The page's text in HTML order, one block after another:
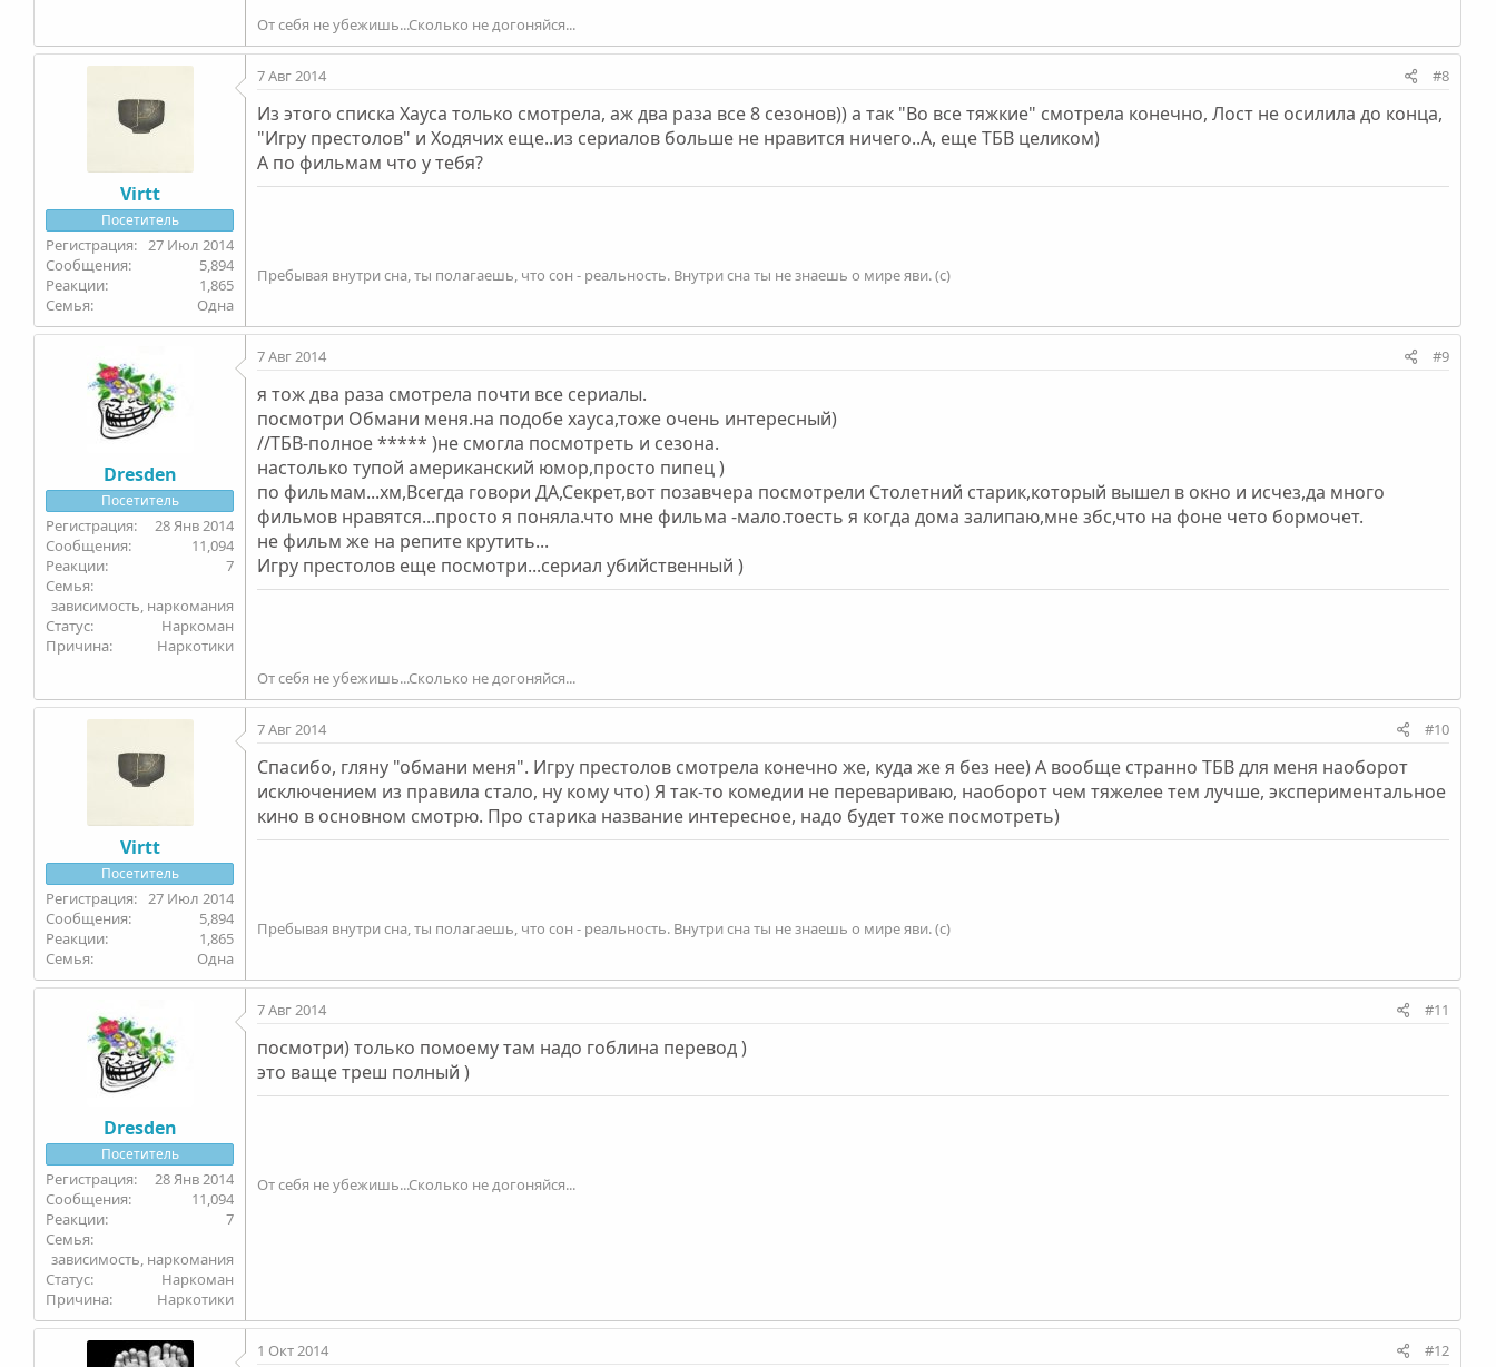
От себя не убежишь...Сколько не догоняйся...
Virtt
Посетитель
27 Июл 2014
5,894
1,865
Семья
Одна
7 Авг 2014 #8
Из этого списка Хауса только смотрела, аж два раза все 8 сезонов)) а так "Во все тяжкие" смотрела конечно, Лост не осилила до конца,
"Игру престолов" и Ходячих еще..из сериалов больше не нравится ничего..А, еще ТБВ целиком)
А по фильмам что у тебя?
Пребывая внутри сна, ты полагаешь, что сон - реальность. Внутри сна ты не знаешь о мире яви. (с)
Dresden
Посетитель
28 Янв 2014
11,094
7
Семья
зависимость, наркомания
Статус
Наркоман
Причина
Наркотики
7 Авг 2014 #9
я тож два раза смотрела почти все сериалы.
посмотри Обмани меня.на подобе хауса,тоже очень интересный)
//ТБВ-полное ***** )не смогла посмотреть и сезона.
настолько тупой американский юмор,просто пипец )
по фильмам...хм,Всегда говори ДА,Секрет,вот позавчера посмотрели Столетний старик,который вышел в окно и исчез,да много
фильмов нравятся...просто я поняла.что мне фильма -мало.тоесть я когда дома залипаю,мне збс,что на фоне чето бормочет.
не фильм же на репите крутить...
Игру престолов еще посмотри...сериал убийственный )
От себя не убежишь...Сколько не догоняйся...
Virtt
Посетитель
27 Июл 2014
5,894
1,865
Семья
Одна
7 Авг 2014 #10
Спасибо, гляну "обмани меня". Игру престолов смотрела конечно же, куда же я без нее) А вообще странно ТБВ для меня наоборот
исключением из правила стало, ну кому что) Я так-то комедии не перевариваю, наоборот чем тяжелее тем лучше, экспериментальное
кино в основном смотрю. Про старика название интересное, надо будет тоже посмотреть)
Пребывая внутри сна, ты полагаешь, что сон - реальность. Внутри сна ты не знаешь о мире яви. (с)
Dresden
Посетитель
28 Янв 2014
11,094
7
Семья
зависимость, наркомания
Статус
Наркоман
Причина
Наркотики
7 Авг 2014 #11
посмотри) только помоему там надо гоблина перевод )
это ваще треш полный )
От себя не убежишь...Сколько не догоняйся...
1 Окт 2014 #12